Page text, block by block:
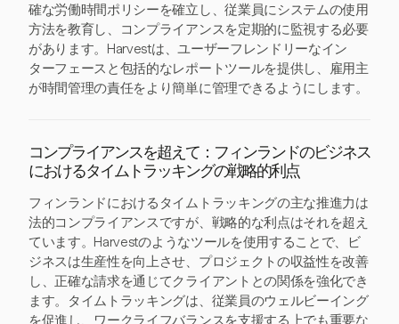
確な労働時間ポリシーを確立し、従業員にシステムの使用
方法を教育し、コンプライアンスを定期的に監視する必要
があります。Harvestは、ユーザーフレンドリーなイン
ターフェースと包括的なレポートツールを提供し、雇用主
が時間管理の責任をより簡単に管理できるようにします。
コンプライアンスを超えて：フィンランドのビジネス
におけるタイムトラッキングの戦略的利点
フィンランドにおけるタイムトラッキングの主な推進力は
法的コンプライアンスですが、戦略的な利点はそれを超え
ています。Harvestのようなツールを使用することで、ビ
ジネスは生産性を向上させ、プロジェクトの収益性を改善
し、正確な請求を通じてクライアントとの関係を強化でき
ます。タイムトラッキングは、従業員のウェルビーイング
を促進し、ワークライフバランスを支援する上でも重要な